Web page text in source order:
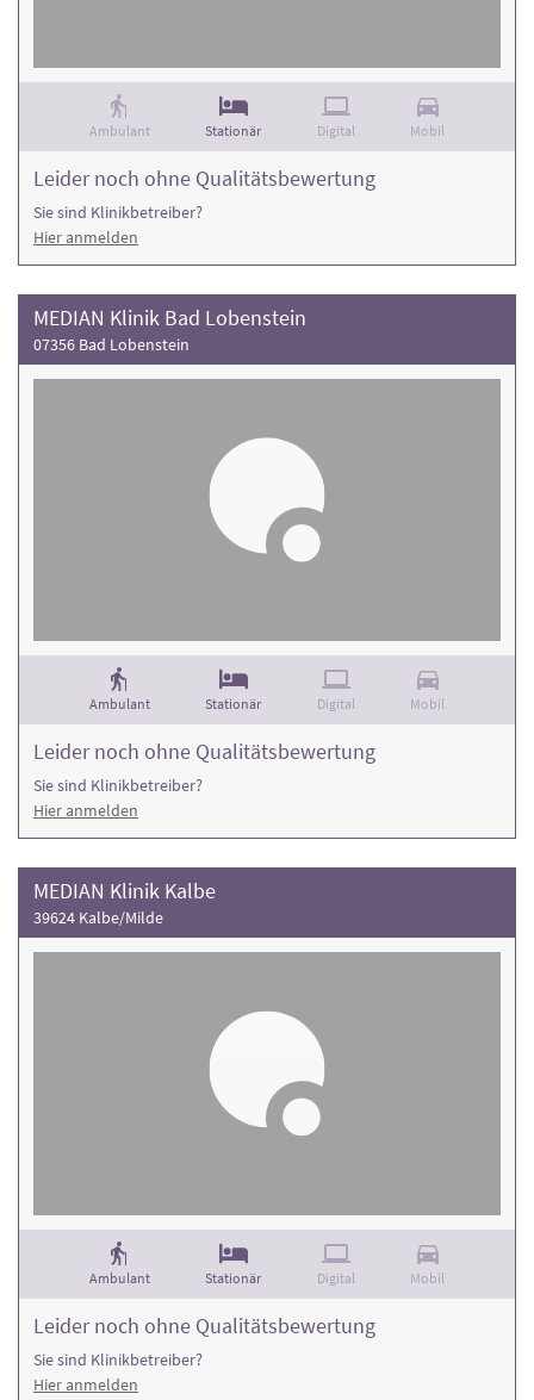
Ambulant Stationär Digital Mobil
Leider noch ohne Qualitätsbewertung
Sie sind Klinikbetreiber?
Hier anmelden
MEDIAN Klinik Bad Lobenstein
07356 Bad Lobenstein
Ambulant Stationär Digital Mobil
Leider noch ohne Qualitätsbewertung
Sie sind Klinikbetreiber?
Hier anmelden
MEDIAN Klinik Kalbe
39624 Kalbe/Milde
Ambulant Stationär Digital Mobil
Leider noch ohne Qualitätsbewertung
Sie sind Klinikbetreiber?
Hier anmelden